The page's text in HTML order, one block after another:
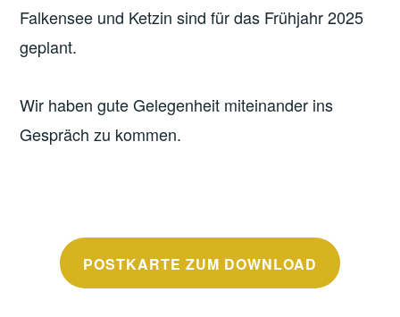
Falkensee und Ketzin sind für das Frühjahr 2025
geplant.
Wir haben gute Gelegenheit miteinander ins
Gespräch zu kommen.
POSTKARTE ZUM DOWNLOAD